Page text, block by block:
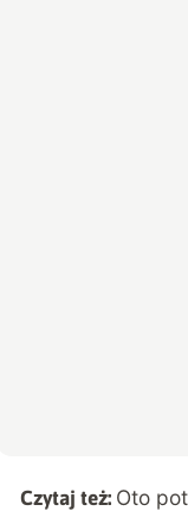
Czytaj też: Oto